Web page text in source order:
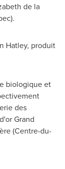
de la
Hatley, produit
biologique et
des
Grand
(Centre-du-